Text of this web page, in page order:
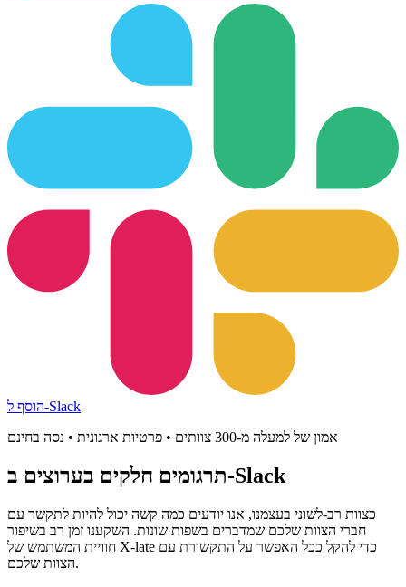
הוסף ל-Slack
אמון של למעלה מ-300 צוותים • פרטיות ארגונית • נסה בחינם
תרגומים חלקים בערוצים ב-Slack
כצוות רב-לשוני בעצמנו, אנו יודעים כמה קשה יכול להיות לתקשר עם
חברי הצוות שלכם שמדברים בשפות שונות. השקענו זמן רב בשיפור
חוויית המשתמש של X-late כדי להקל ככל האפשר על התקשורת עם
הצוות שלכם.